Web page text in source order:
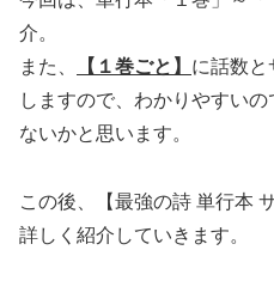
介。
また、
【１巻ごと】 に話数と
しますので、わかりやすいの
ないかと思います。
この後、【最強の詩 単行本
詳しく紹介していきます。